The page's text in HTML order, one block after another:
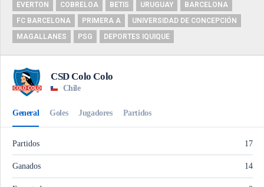
EVERTON
COBRELOA BETIS URUGUAY
BARCELONA
FC BARCELONA
PRIMERA A
UNIVERSIDAD DE CONCEPCIÓN
MAGALLANES
PSG DEPORTES IQUIQUE